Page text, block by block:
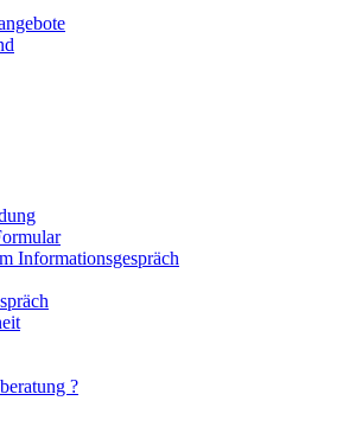
Informationsgespräch
?